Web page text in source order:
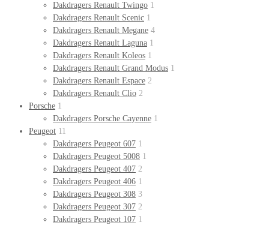
Dakdragers Renault Twingo 1
Dakdragers Renault Scenic 1
Dakdragers Renault Megane 4
Dakdragers Renault Laguna 1
Dakdragers Renault Koleos 1
Dakdragers Renault Grand Modus 1
Dakdragers Renault Espace 2
Dakdragers Renault Clio 2
Porsche 1
Dakdragers Porsche Cayenne 1
Peugeot 11
Dakdragers Peugeot 607 1
Dakdragers Peugeot 5008 1
Dakdragers Peugeot 407 2
Dakdragers Peugeot 406 1
Dakdragers Peugeot 308 3
Dakdragers Peugeot 307 2
Dakdragers Peugeot 107 1